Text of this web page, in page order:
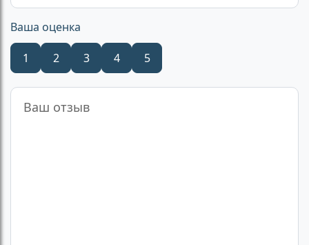
Ваша оценка
1 2 3 4 5